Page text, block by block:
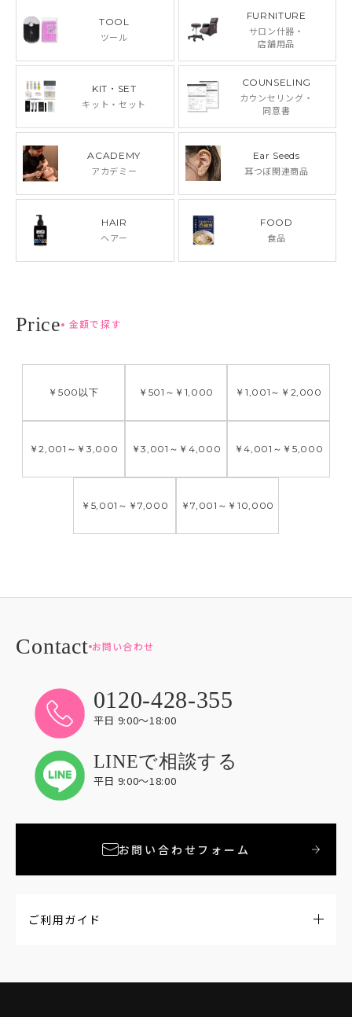
TOOL
ツール
FURNITURE
サロン什器・
店舗用品
KIT・SET
キット・セット
COUNSELING
カウンセリング・
同意書
ACADEMY
アカデミー
Ear Seeds
耳つぼ関連商品
HAIR
ヘアー
FOOD
食品
金額で探す
￥500 以下 ￥501 ～ ￥1,000 ￥1,001 ～ ￥2,000
￥2,001 ～ ￥3,000 ￥3,001 ～ ￥4,000 ￥4,001 ～ ￥5,000
￥5,001 ～ ￥7,000 ￥7,001 ～ ￥10,000
お問い合わせ
0120-428-355
平日 9:00〜18:00
LINEで相談する
平日 9:00〜18:00
お問い合わせフォーム
ご利用ガイド